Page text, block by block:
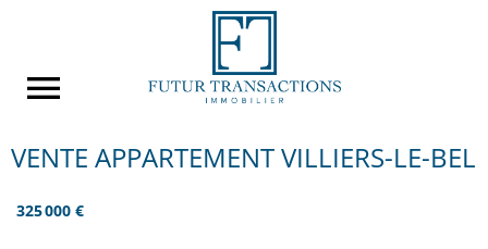
VENTE APPARTEMENT VILLIERS-LE-BEL
325 000 €